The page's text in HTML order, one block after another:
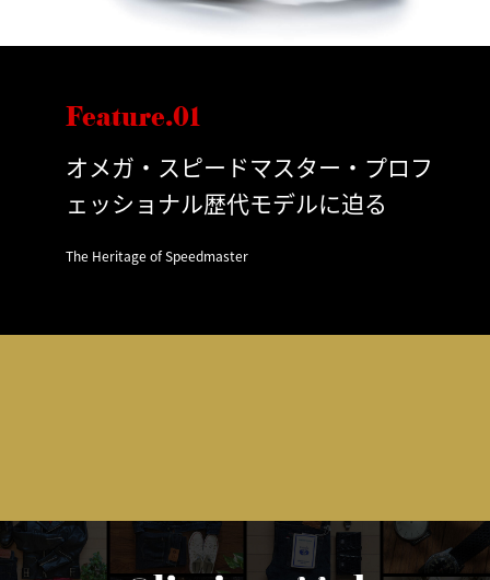
Feature.01
オメガ・スピードマスター・プロフ
ェッショナル歴代モデルに迫る
The Heritage of Speedmaster